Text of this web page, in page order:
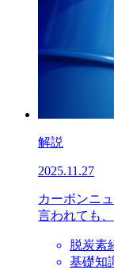
解説
2025.11.27
カーボンニ
言われても
脱炭素
基礎知